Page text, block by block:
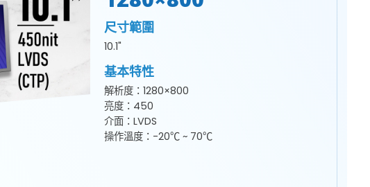
尺寸範圍
10.1"
基本特性
解析度：1280×800
亮度：450
介面：LVDS
操作溫度：-20℃ ~ 70℃